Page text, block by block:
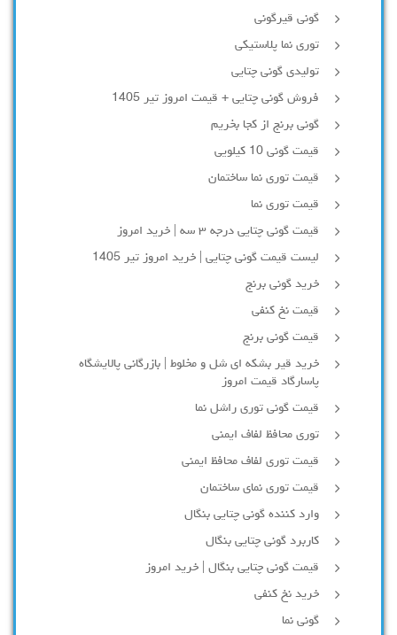
گونی قیرگونی
توری نما پلاستیکی
تولیدی گونی چتایی
فروش گونی چتایی + قیمت امروز تیر 1405
گونی برنج از کجا بخریم
قیمت گونی 10 کیلویی
قیمت توری نما ساختمان
قیمت توری نما
قیمت گونی چتایی درجه ۳ سه | خرید امروز
لیست قیمت گونی چتایی | خرید امروز تیر 1405
خرید گونی برنج
قیمت نخ کنفی
قیمت گونی برنج
خرید قیر بشکه ای شل و مخلوط | بازرگانی پالایشگاه
پاسارگاد قیمت امروز
قیمت گونی توری راشل نما
توری محافظ لفاف ایمنی
قیمت توری لفاف محافظ ایمنی
قیمت توری نمای ساختمان
وارد کننده گونی چتایی بنگال
کاربرد گونی چتایی بنگال
قیمت گونی چتایی بنگال | خرید امروز
خرید نخ کنفی
گونی نما